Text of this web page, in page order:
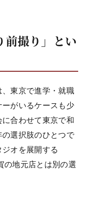
前撮り」とい
東京で進学・就職
ーがいるケースも少
合わせて東京で和
選択肢のひとつで
オを展開する
の地元店とは別の選